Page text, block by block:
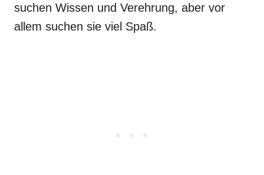
suchen Wissen und Verehrung, aber vor
allem suchen sie viel Spaß.